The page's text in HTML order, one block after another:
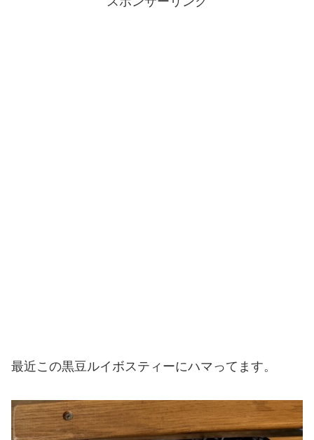
最近この黒豆ルイボスティーにハマってます。